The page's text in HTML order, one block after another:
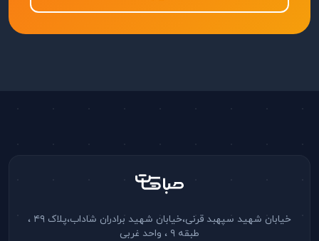
خیابان شهید سپهبد قرنی،خیابان شهید برادران شاداب،پلاک ۴۹ ،
طبقه ۹ ، واحد غربی